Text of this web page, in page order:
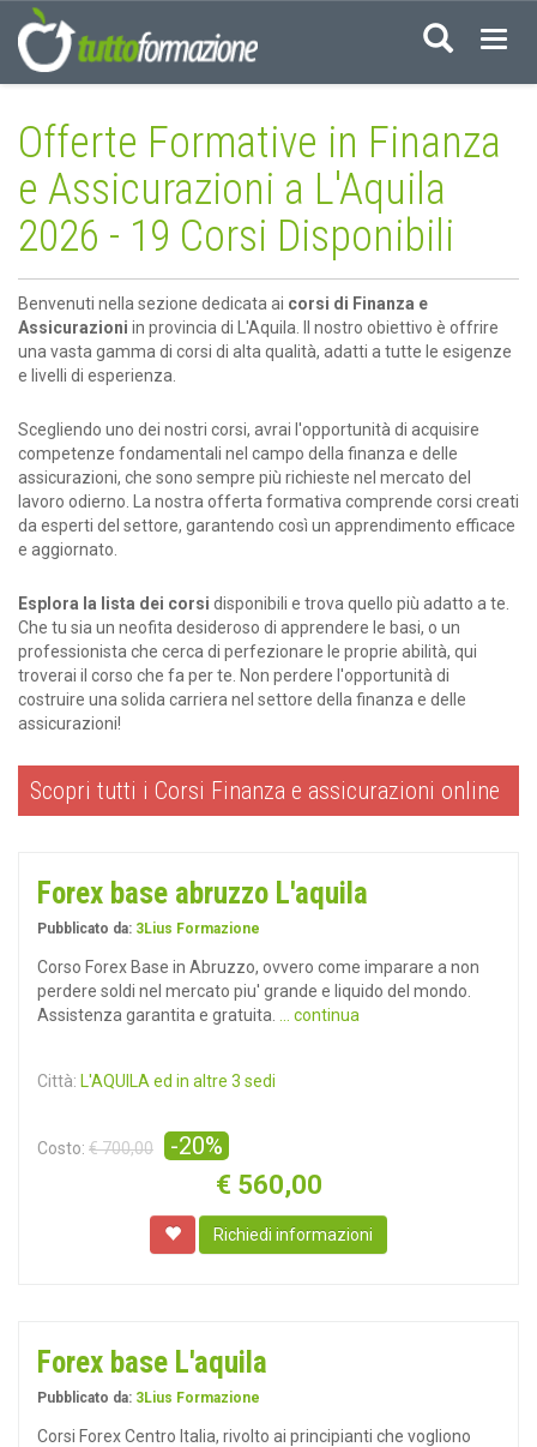
Offerte Formative in Finanza
e Assicurazioni a L'Aquila
2026 - 19 Corsi Disponibili
Benvenuti nella sezione dedicata ai corsi di Finanza e
Assicurazioni in provincia di L'Aquila. Il nostro obiettivo è offrire
una vasta gamma di corsi di alta qualità, adatti a tutte le esigenze
e livelli di esperienza.
Scegliendo uno dei nostri corsi, avrai l'opportunità di acquisire
competenze fondamentali nel campo della finanza e delle
assicurazioni, che sono sempre più richieste nel mercato del
lavoro odierno. La nostra offerta formativa comprende corsi creati
da esperti del settore, garantendo così un apprendimento efficace
e aggiornato.
Esplora la lista dei corsi disponibili e trova quello più adatto a te.
Che tu sia un neofita desideroso di apprendere le basi, o un
professionista che cerca di perfezionare le proprie abilità, qui
troverai il corso che fa per te. Non perdere l'opportunità di
costruire una solida carriera nel settore della finanza e delle
assicurazioni!
Scopri tutti i Corsi Finanza e assicurazioni online
Forex base abruzzo L'aquila
Pubblicato da: 3Lius Formazione
Corso Forex Base in Abruzzo, ovvero come imparare a non
perdere soldi nel mercato piu' grande e liquido del mondo.
Assistenza garantita e gratuita.
... continua
Città: L'AQUILA ed in altre 3 sedi
Costo: € 700,00 -20%
€ 560,00
Richiedi informazioni
Forex base L'aquila
Pubblicato da: 3Lius Formazione
Corsi Forex Centro Italia, rivolto ai principianti che vogliono